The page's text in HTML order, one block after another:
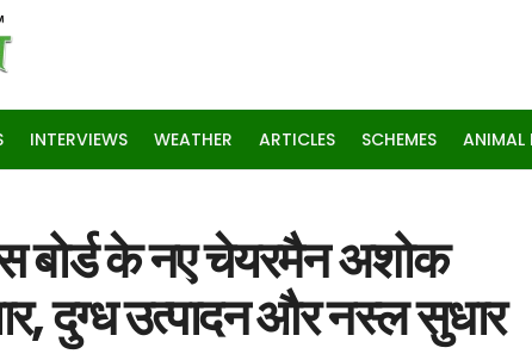
INTERVIEWS WEATHER ARTICLES SCHEMES ANIMAL
बोर्ड के नए चेयरमैन अशोक
दुग्ध उत्पादन और नस्ल सुधार